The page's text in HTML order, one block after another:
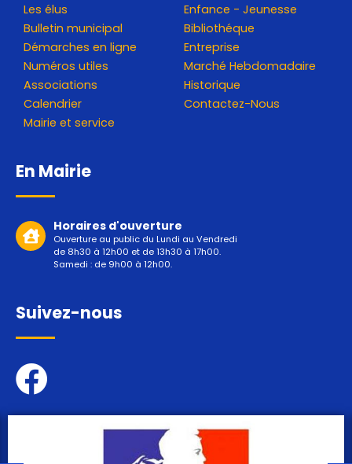
Les élus
Bulletin municipal
Démarches en ligne
Numéros utiles
Associations
Calendrier
Mairie et service
Enfance - Jeunesse
Bibliothéque
Entreprise
Marché Hebdomadaire
Historique
Contactez-Nous
En Mairie
Horaires d'ouverture
Ouverture au public du Lundi au Vendredi
de 8h30 à 12h00 et de 13h30 à 17h00.
Samedi : de 9h00 à 12h00.
Suivez-nous